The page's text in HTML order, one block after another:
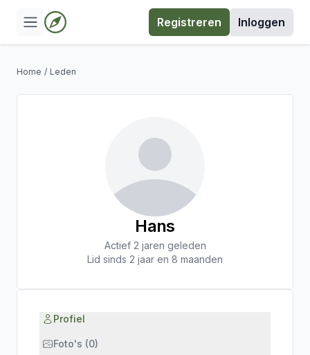
Registreren Inloggen
Home / Leden
Hans
Actief 2 jaren geleden
Lid sinds 2 jaar en 8 maanden
Profiel
Foto's (0)